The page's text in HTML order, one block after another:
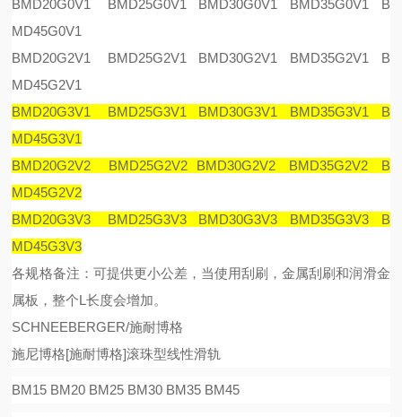
BMD20G0V1 BMD25G0V1 BMD30G0V1 BMD35G0V1 B
MD45G0V1
BMD20G2V1 BMD25G2V1 BMD30G2V1 BMD35G2V1 B
MD45G2V1
BMD20G3V1 BMD25G3V1 BMD30G3V1 BMD35G3V1 B
MD45G3V1
BMD20G2V2 BMD25G2V2 BMD30G2V2 BMD35G2V2 B
MD45G2V2
BMD20G3V3 BMD25G3V3 BMD30G3V3 BMD35G3V3 B
MD45G3V3
各规格备注：可提供更小公差，当使用刮刷，金属刮刷和润滑金
属板，整个L长度会增加。
SCHNEEBERGER/施耐博格
施尼博格[施耐博格]滚珠型线性滑轨
BM15 BM20 BM25 BM30 BM35 BM45